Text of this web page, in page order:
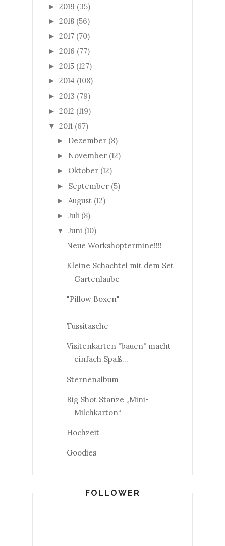
► 2019 (35)
► 2018 (56)
► 2017 (70)
► 2016 (77)
► 2015 (127)
► 2014 (108)
► 2013 (79)
► 2012 (119)
▼ 2011 (67)
► Dezember (8)
► November (12)
► Oktober (12)
► September (5)
► August (12)
► Juli (8)
▼ Juni (10)
Neue Workshoptermine!!!!
Kleine Schachtel mit dem Set
Gartenlaube
"Pillow Boxen"
Tussitasche
Visitenkarten "bauen" macht
einfach Spaß...
Sternenalbum
Big Shot Stanze „Mini-
Milchkarton“
Hochzeit
Goodies
FOLLOWER